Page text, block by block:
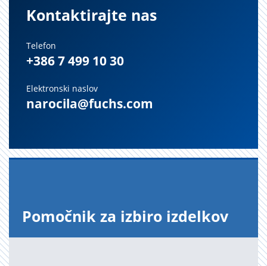
Kontaktirajte nas
Telefon
+386 7 499 10 30
Elektronski naslov
narocila@fuchs.com
Po­moč­nik za iz­bi­ro iz­del­kov